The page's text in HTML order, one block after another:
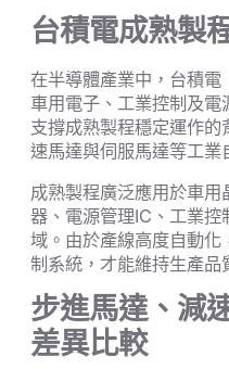
台積電成熟製
在半導體產業中，台積
車用電子、工業控制及電
支撐成熟製程穩定運作
速馬達與伺服馬達等工業
成熟製程廣泛應用於車
器、電源管理IC、工業
域。由於產線高度自動
制系統，才能維持生產品
步進馬達、減
差異比較